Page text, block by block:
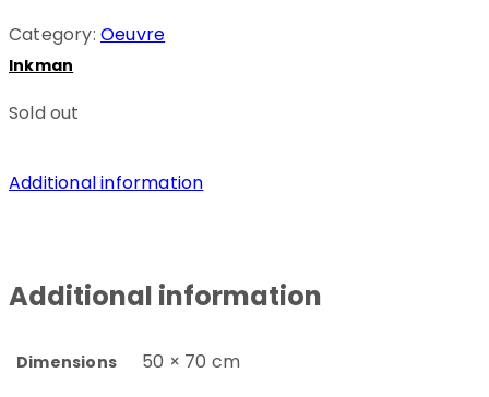
Category: Oeuvre
Inkman
Sold out
Additional information
Additional information
Dimensions 50 × 70 cm